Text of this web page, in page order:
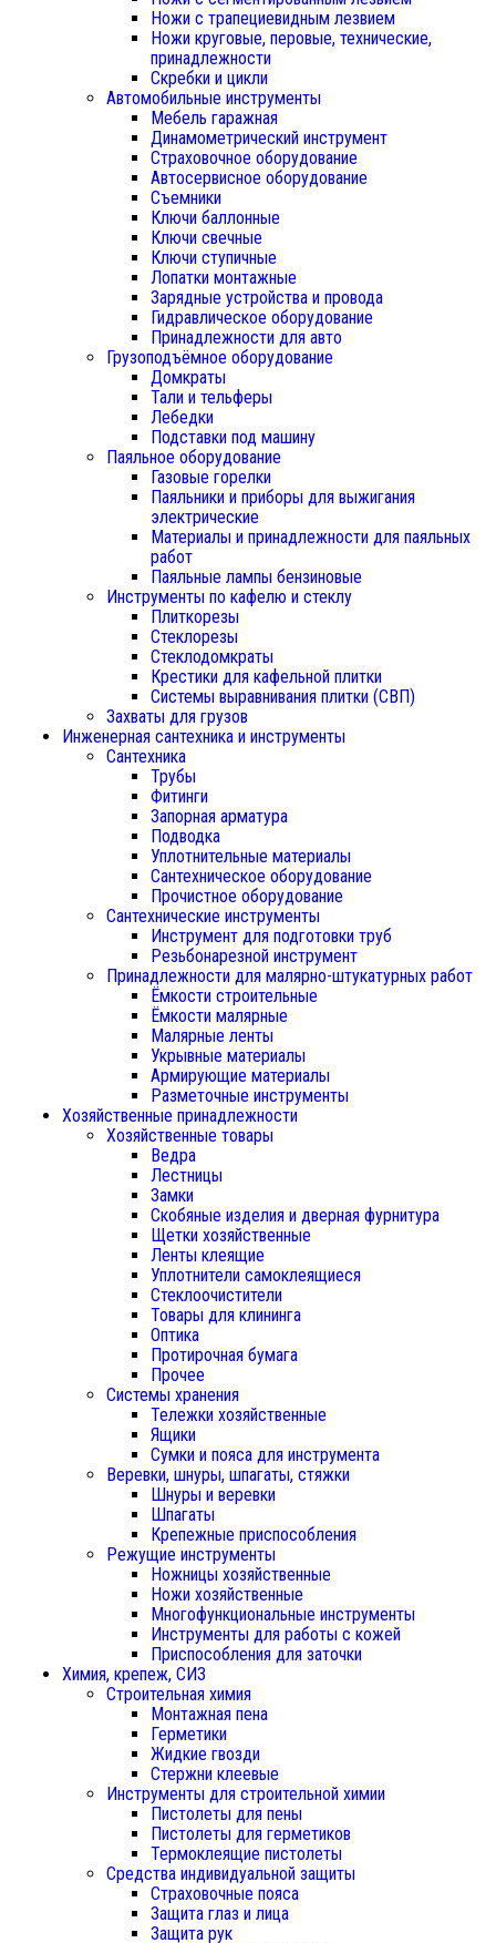
Ножи с трапециевидным лезвием
Ножи круговые, перовые, технические,
принадлежности
Скребки и цикли
Автомобильные инструменты
Мебель гаражная
Динамометрический инструмент
Страховочное оборудование
Автосервисное оборудование
Съемники
Ключи баллонные
Ключи свечные
Ключи ступичные
Лопатки монтажные
Зарядные устройства и провода
Гидравлическое оборудование
Принадлежности для авто
Грузоподъёмное оборудование
Домкраты
Тали и тельферы
Лебедки
Подставки под машину
Паяльное оборудование
Газовые горелки
Паяльники и приборы для выжигания
электрические
Материалы и принадлежности для паяльных
работ
Паяльные лампы бензиновые
Инструменты по кафелю и стеклу
Плиткорезы
Стеклорезы
Стеклодомкраты
Крестики для кафельной плитки
Системы выравнивания плитки (СВП)
Захваты для грузов
Инженерная сантехника и инструменты
Сантехника
Трубы
Фитинги
Запорная арматура
Подводка
Уплотнительные материалы
Сантехническое оборудование
Прочистное оборудование
Сантехнические инструменты
Инструмент для подготовки труб
Резьбонарезной инструмент
Принадлежности для малярно-штукатурных работ
Ёмкости строительные
Ёмкости малярные
Малярные ленты
Укрывные материалы
Армирующие материалы
Разметочные инструменты
Хозяйственные принадлежности
Хозяйственные товары
Ведра
Лестницы
Замки
Скобяные изделия и дверная фурнитура
Щетки хозяйственные
Ленты клеящие
Уплотнители самоклеящиеся
Стеклоочистители
Товары для клининга
Оптика
Протирочная бумага
Прочее
Системы хранения
Тележки хозяйственные
Ящики
Сумки и пояса для инструмента
Веревки, шнуры, шпагаты, стяжки
Шнуры и веревки
Шпагаты
Крепежные приспособления
Режущие инструменты
Ножницы хозяйственные
Ножи хозяйственные
Многофункциональные инструменты
Инструменты для работы с кожей
Приспособления для заточки
Химия, крепеж, СИЗ
Строительная химия
Монтажная пена
Герметики
Жидкие гвозди
Стержни клеевые
Инструменты для строительной химии
Пистолеты для пены
Пистолеты для герметиков
Термоклеящие пистолеты
Средства индивидуальной защиты
Страховочные пояса
Защита глаз и лица
Защита рук